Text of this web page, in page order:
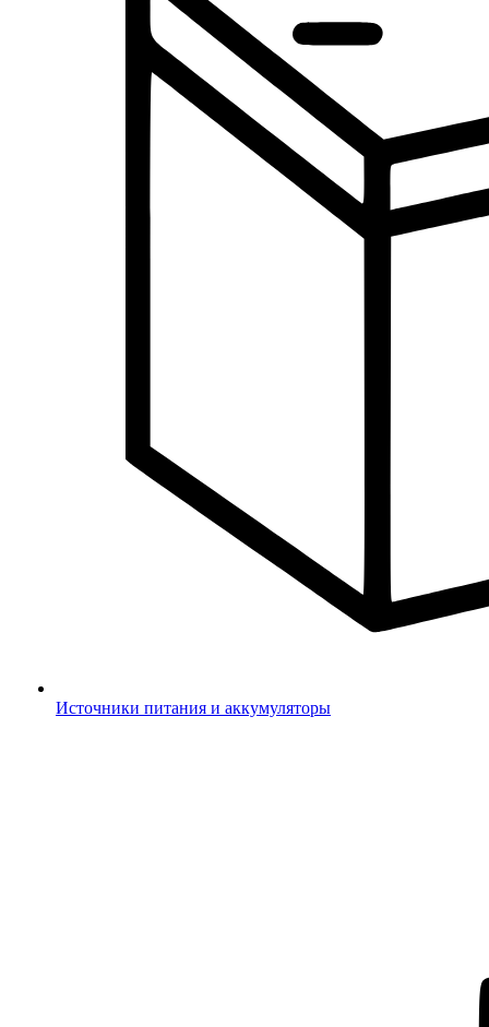
Источники питания и аккумуляторы